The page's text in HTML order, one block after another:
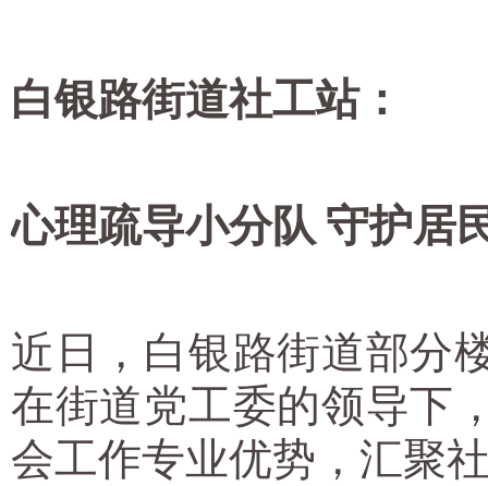
白银路街道社工站：
心理疏导小分队 守护居
近日，白银路街道部分
在街道党工委的领导下
会工作专业优势，汇聚